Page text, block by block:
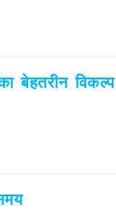
बेहतरीन विकल्प